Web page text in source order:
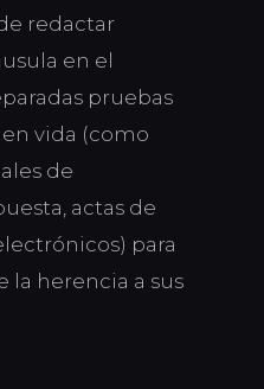
redactar
en el
pruebas
vida (como
de
actas de
para
la herencia a sus